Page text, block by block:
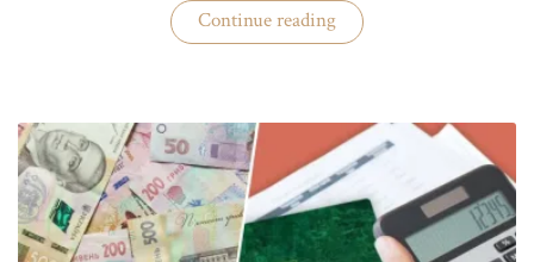
Continue reading«Одесская
чиновница